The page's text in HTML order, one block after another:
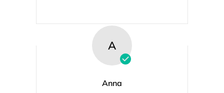
A
Anna